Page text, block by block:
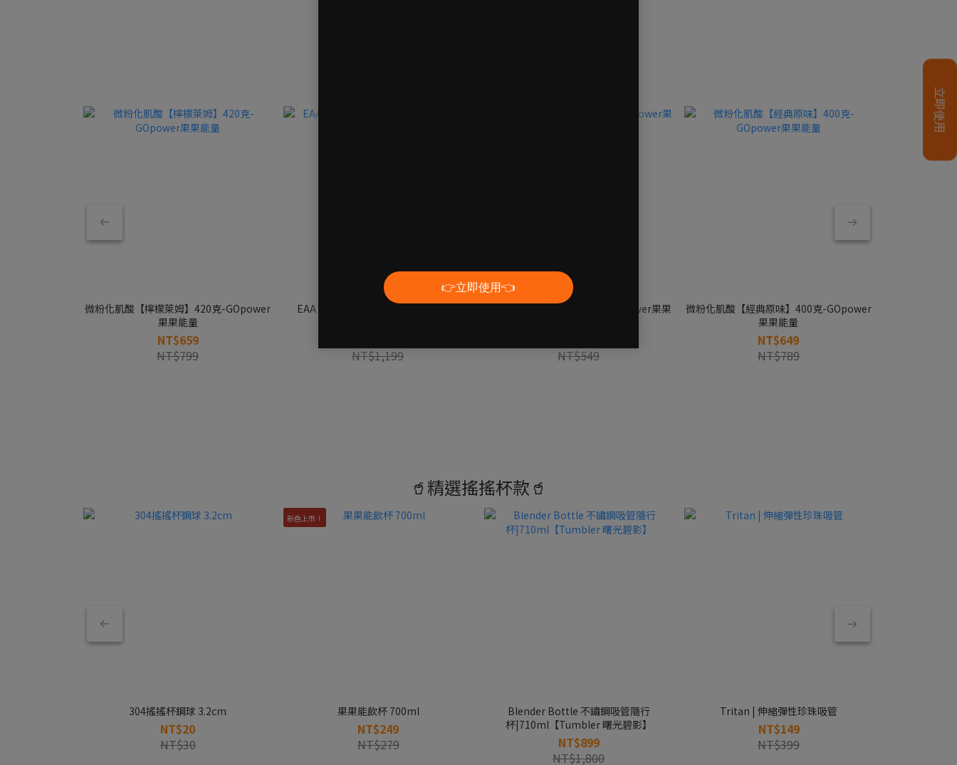
微粉化肌酸【檸檬萊姆】420克-GOpower
果果能量
NT$659
NT$799
EAA 必需胺基酸【莓果爆擊】420克-
NT$1,199
丙胺酸【青梅風味】360克-GOpower果果
NT$549
微粉化肌酸【經典原味】400克-GOpower
果果能量
NT$649
NT$789
🥤精選搖搖杯款🥤
304搖搖杯鋼球 3.2cm
NT$20
NT$30
新色上市！
果果能飲杯 700ml
NT$249
NT$279
Blender Bottle 不鏽鋼吸管隨行
杯|710ml【Tumbler 曙光碧影】
NT$899
NT$1,800
Tritan | 伸縮彈性珍珠吸管
NT$149
NT$399